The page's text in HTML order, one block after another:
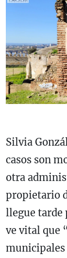
Silvia
casos son
otra
propietario
llegue tarde
ve vital que
municipales